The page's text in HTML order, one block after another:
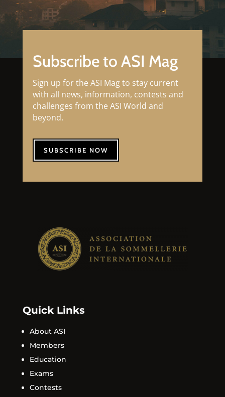
Subscribe to ASI Mag
Sign up for the ASI Mag to stay current
with all news, information, contests and
challenges from the ASI World and
beyond.
SUBSCRIBE NOW
Quick Links
About ASI
Members
Education
Exams
Contests